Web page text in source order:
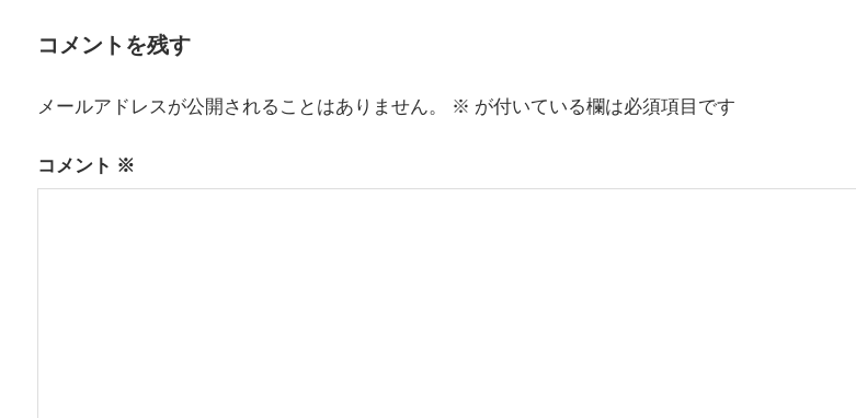
稿
ゲ
投
コメントを残す
メールアドレスが公開されることはありません。 ※ が付いている欄は必須項目です
コメント ※